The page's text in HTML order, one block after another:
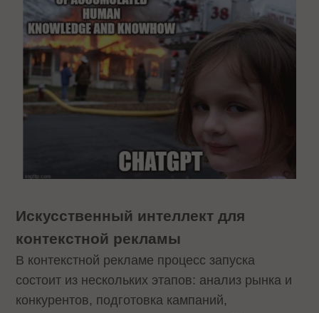
Искусственный интеллект для
контекстной рекламы
В контекстной рекламе процесс запуска
состоит из нескольких этапов: анализ рынка и
конкурентов, подготовка кампаний,